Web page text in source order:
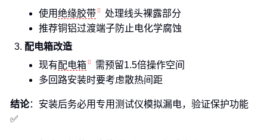
使用绝缘胶带
处理线头裸露部分
推荐铜铝过渡端子防止电化学腐蚀
配电箱改造
现有配电箱
需预留1.5倍操作空间
多回路安装时要考虑散热间距
结论：安装后务必用专用测试仪模拟漏电，验证保护功能
✅